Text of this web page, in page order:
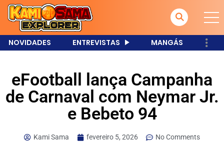
NOVIDADES ENTREVISTAS MANGÁS
eFootball lança Campanha
de Carnaval com Neymar Jr.
e Bebeto 94
Kami Sama fevereiro 5, 2026 No Comments